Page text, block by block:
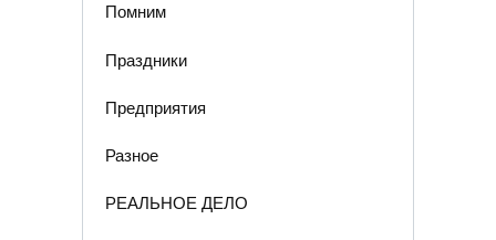
Помним
Праздники
Предприятия
Разное
РЕАЛЬНОЕ ДЕЛО